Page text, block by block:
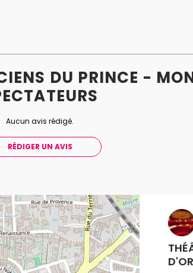
DU PRINCE -
Aucun avis rédigé.
RÉDIGER UN AVIS